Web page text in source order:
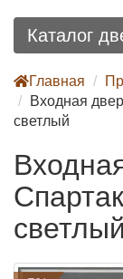
Каталог
Главная
Входная
светлый
светлый